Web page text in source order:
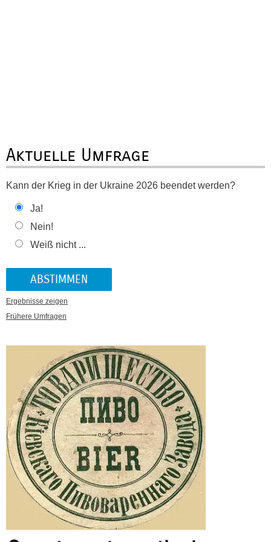
Aktuelle Umfrage
Kann der Krieg in der Ukraine 2026 beendet werden?
Ja!
Nein!
Weiß nicht ...
Ergebnisse zeigen
Frühere Umfragen